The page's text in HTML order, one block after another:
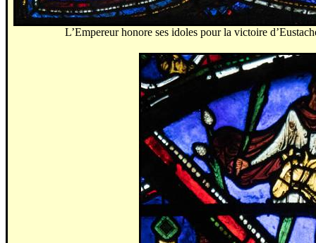
L’Empereur honore ses idoles pour la victoire